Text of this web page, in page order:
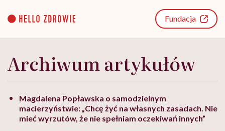
content
Fundacja
Archiwum artykułów
Magdalena Popławska o samodzielnym
macierzyństwie: „Chcę żyć na własnych zasadach. Nie
mieć wyrzutów, że nie spełniam oczekiwań innych”